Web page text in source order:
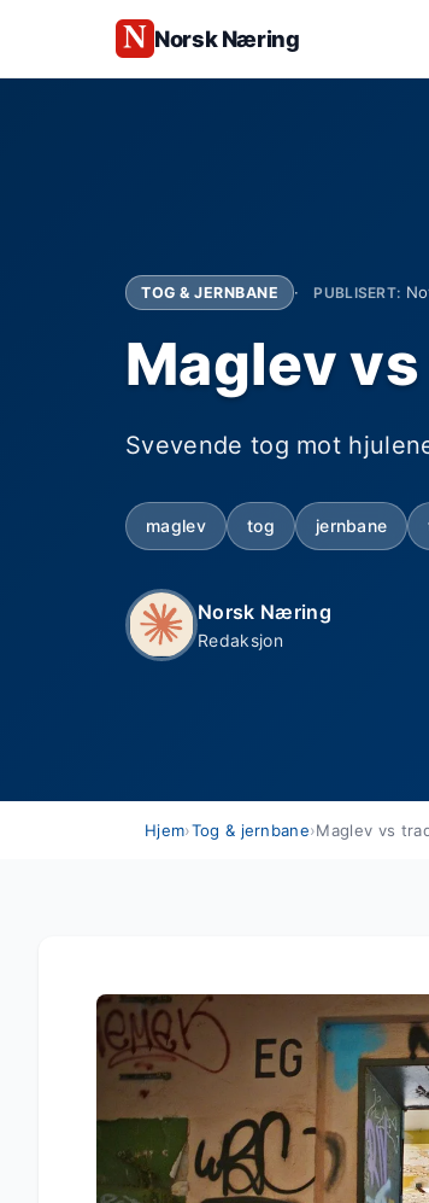
Norsk Næring
TOG & JERNBANE PUBLISERT:
Maglev
Svevende tog mot
maglev tog jernbane
Norsk Næring
Redaksjon
Hjem›Tog & jernbane›Maglev vs